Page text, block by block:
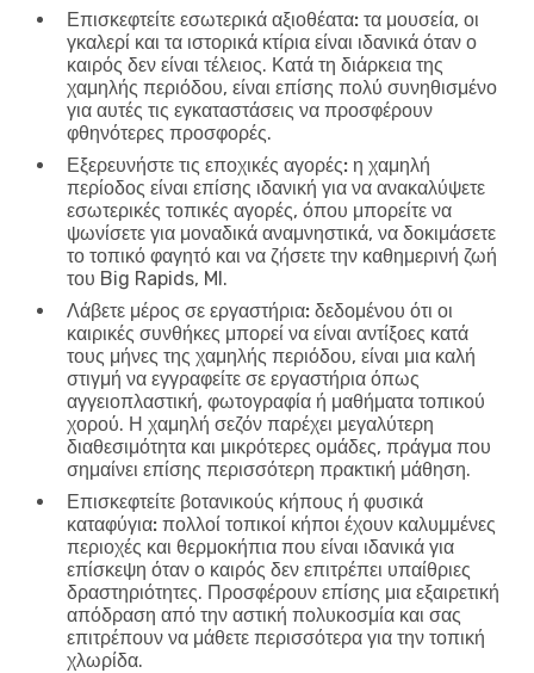
Επισκεφτείτε εσωτερικά αξιοθέατα: τα μουσεία, οι
γκαλερί και τα ιστορικά κτίρια είναι ιδανικά όταν ο
καιρός δεν είναι τέλειος. Κατά τη διάρκεια της
χαμηλής περιόδου, είναι επίσης πολύ συνηθισμένο
για αυτές τις εγκαταστάσεις να προσφέρουν
φθηνότερες προσφορές.
Εξερευνήστε τις εποχικές αγορές: η χαμηλή
περίοδος είναι επίσης ιδανική για να ανακαλύψετε
εσωτερικές τοπικές αγορές, όπου μπορείτε να
ψωνίσετε για μοναδικά αναμνηστικά, να δοκιμάσετε
το τοπικό φαγητό και να ζήσετε την καθημερινή ζωή
του Big Rapids, MI.
Λάβετε μέρος σε εργαστήρια: δεδομένου ότι οι
καιρικές συνθήκες μπορεί να είναι αντίξοες κατά
τους μήνες της χαμηλής περιόδου, είναι μια καλή
στιγμή να εγγραφείτε σε εργαστήρια όπως
αγγειοπλαστική, φωτογραφία ή μαθήματα τοπικού
χορού. Η χαμηλή σεζόν παρέχει μεγαλύτερη
διαθεσιμότητα και μικρότερες ομάδες, πράγμα που
σημαίνει επίσης περισσότερη πρακτική μάθηση.
Επισκεφτείτε βοτανικούς κήπους ή φυσικά
καταφύγια: πολλοί τοπικοί κήποι έχουν καλυμμένες
περιοχές και θερμοκήπια που είναι ιδανικά για
επίσκεψη όταν ο καιρός δεν επιτρέπει υπαίθριες
δραστηριότητες. Προσφέρουν επίσης μια εξαιρετική
απόδραση από την αστική πολυκοσμία και σας
επιτρέπουν να μάθετε περισσότερα για την τοπική
χλωρίδα.